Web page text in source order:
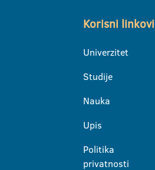
Korisni linkovi
Univerzitet
Studije
Nauka
Upis
Politika
privatnosti